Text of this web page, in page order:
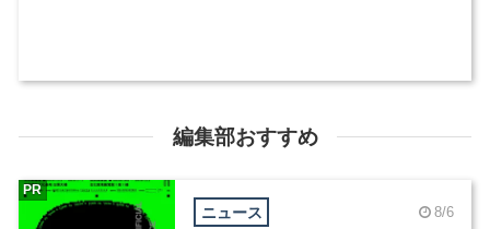
編集部おすすめ
ニュース 8/6
PR